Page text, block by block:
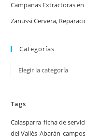
Campanas Extractoras
Zanussi Cervera,
Categorías
Categorías
Elegir la categoría
Tags
Calasparra ficha de
del Vallès Abarán